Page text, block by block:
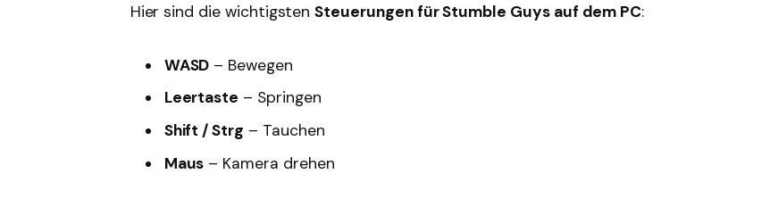
Hier sind die wichtigstenSteuerungen für Stumble Guys auf dem PC:
WASD – Bewegen
Leertaste – Springen
Shift / Strg – Tauchen
Maus – Kamera drehen